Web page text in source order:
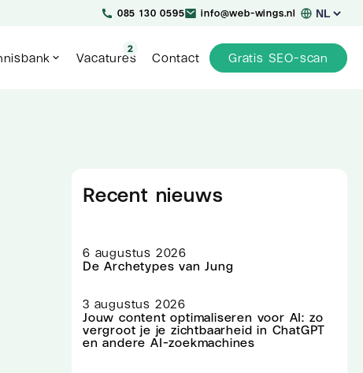
085 130 0595 info@web-wings.nl
Kies
taal
Vacatures
2
Contact Gratis SEO-scan
Recent nieuws
6 augustus 2026
De Archetypes van Jung
3 augustus 2026
Jouw content optimaliseren voor AI: zo
vergroot je je zichtbaarheid in ChatGPT
en andere AI-zoekmachines